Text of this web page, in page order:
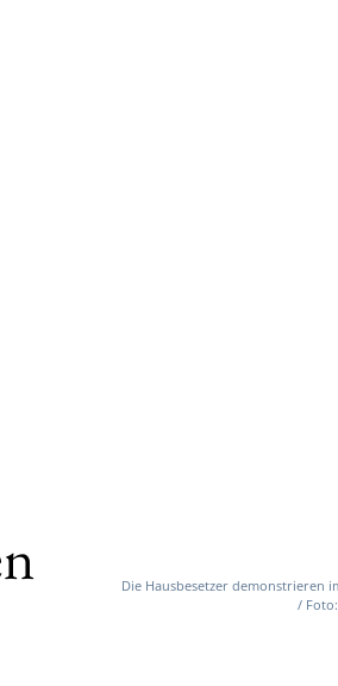
Die Hausbesetzer demonstrieren
/